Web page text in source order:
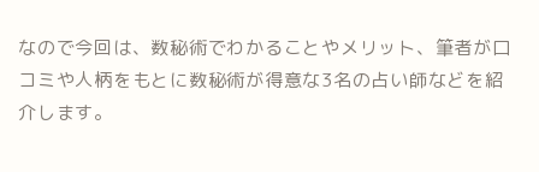
なので今回は、数秘術でわかることやメリット、筆者が口
コミや人柄をもとに数秘術が得意な3名の占い師などを紹
介します。